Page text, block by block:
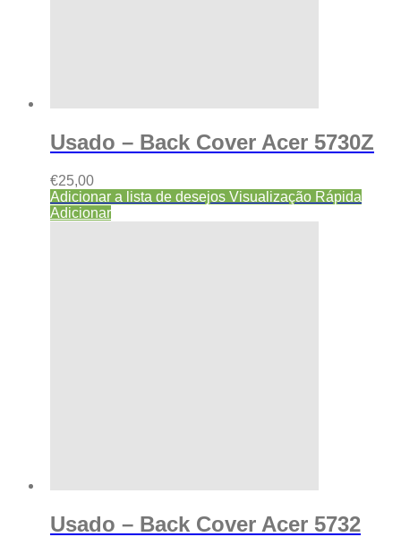
Usado – Back Cover Acer 5730Z
€25,00
Adicionar a lista de desejos Visualização Rápida
Adicionar
Usado – Back Cover Acer 5732